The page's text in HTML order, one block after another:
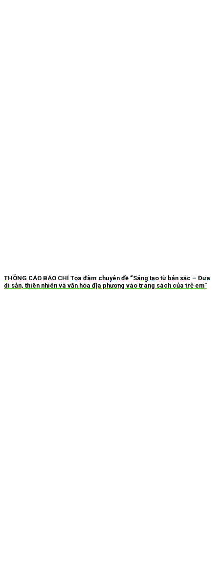
THÔNG CÁO BÁO CHÍ Tọa đàm chuyên đề “Sáng tạo từ bản sắc – Đưa
di sản, thiên nhiên và văn hóa địa phương vào trang sách của trẻ em”